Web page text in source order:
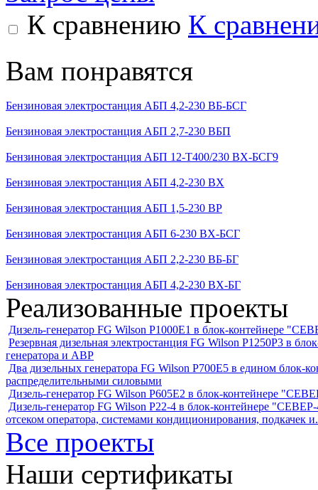
К сравнению К
Вам понравятся
Бензиновая электростанция АБП 4,2-230 ВБ-БСГ
Бензиновая электростанция АБП 2,7-230 ВБП
Бензиновая электростанция АБП 12-Т400/230 ВХ-БСГ9
Бензиновая электростанция АБП 4,2-230 ВX
Бензиновая электростанция АБП 1,5-230 ВР
Бензиновая электростанция АБП 6-230 ВX-БСГ
Бензиновая электростанция АБП 2,2-230 ВБ-БГ
Бензиновая электростанция АБП 4,2-230 ВХ-БГ
Реализованные проекты
Дизель-генератор FG Wilson P1000E1 в блок-контейнере
Резервная дизельная электростанция FG Wilson P1250Р3 в
генератора и АВР
Два дизельных генератора FG Wilson P700E5 в едином
распределительными силовыми
Дизель-генератор FG Wilson P605Е2 в блок-контейнере
Дизель-генератор FG Wilson P22-4 в блок-контейнере
отсеком оператора, системами кондиционирования, подкачек
Все проекты
Наши сертификаты